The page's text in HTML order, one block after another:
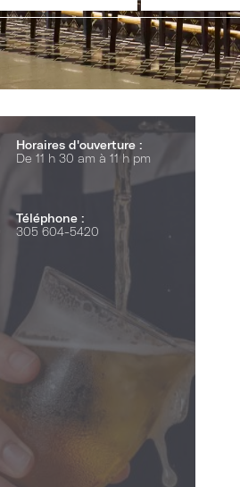
Horaires d'ouverture :
De 11 h 30 am à 11 h pm
Téléphone :
305 604-5420